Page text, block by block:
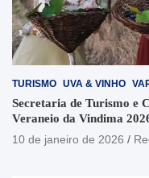
TURISMO UVA & VINHO
Secretaria de Turismo e
Veraneio da Vindima
10 de janeiro de 2026